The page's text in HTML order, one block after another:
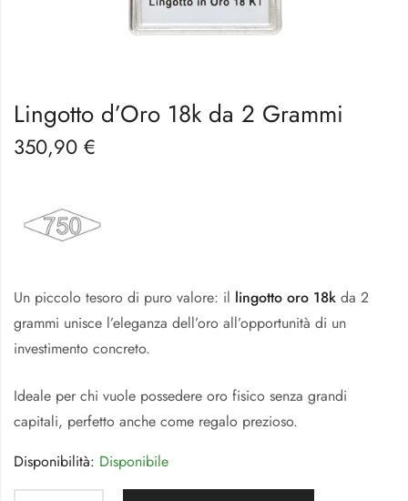
Lingotto d’Oro 18k da 2 Grammi
350,90 €
Un piccolo tesoro di puro valore: il lingotto oro 18k da 2
grammi unisce l’eleganza dell’oro all’opportunità di un
investimento concreto.
Ideale per chi vuole possedere oro fisico senza grandi
capitali, perfetto anche come regalo prezioso.
Disponibilità: Disponibile